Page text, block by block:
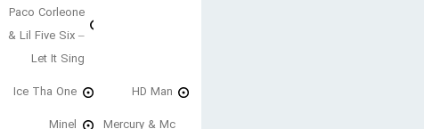
Paco Corleone
& Lil Five Six –
Let It Sing
HD Man
Ice Tha One